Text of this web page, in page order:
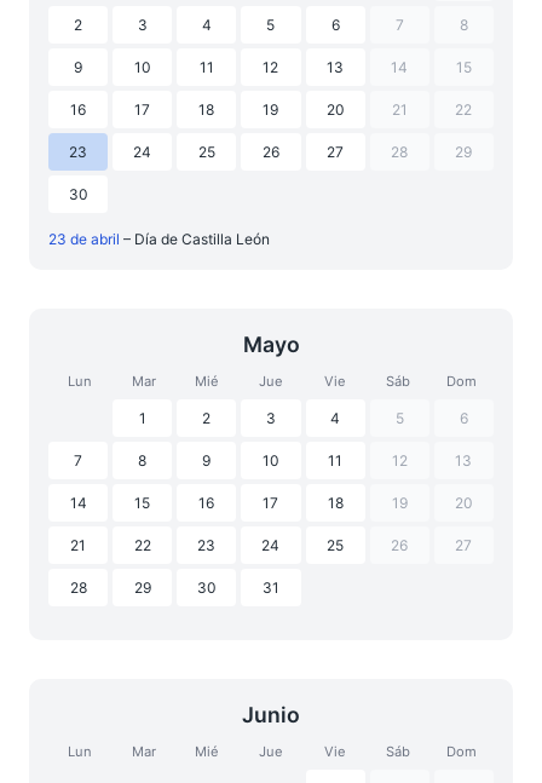
2 3 4 5 6 7 8
9 10 11 12 13 14 15
16 17 18 19 20 21 22
23 24 25 26 27 28 29
30
23 de abril – Día de Castilla León
Mayo
Lun Mar Mié Jue Vie Sáb Dom
1 2 3 4 5 6
7 8 9 10 11 12 13
14 15 16 17 18 19 20
21 22 23 24 25 26 27
28 29 30 31
Junio
Lun Mar Mié Jue Vie Sáb Dom